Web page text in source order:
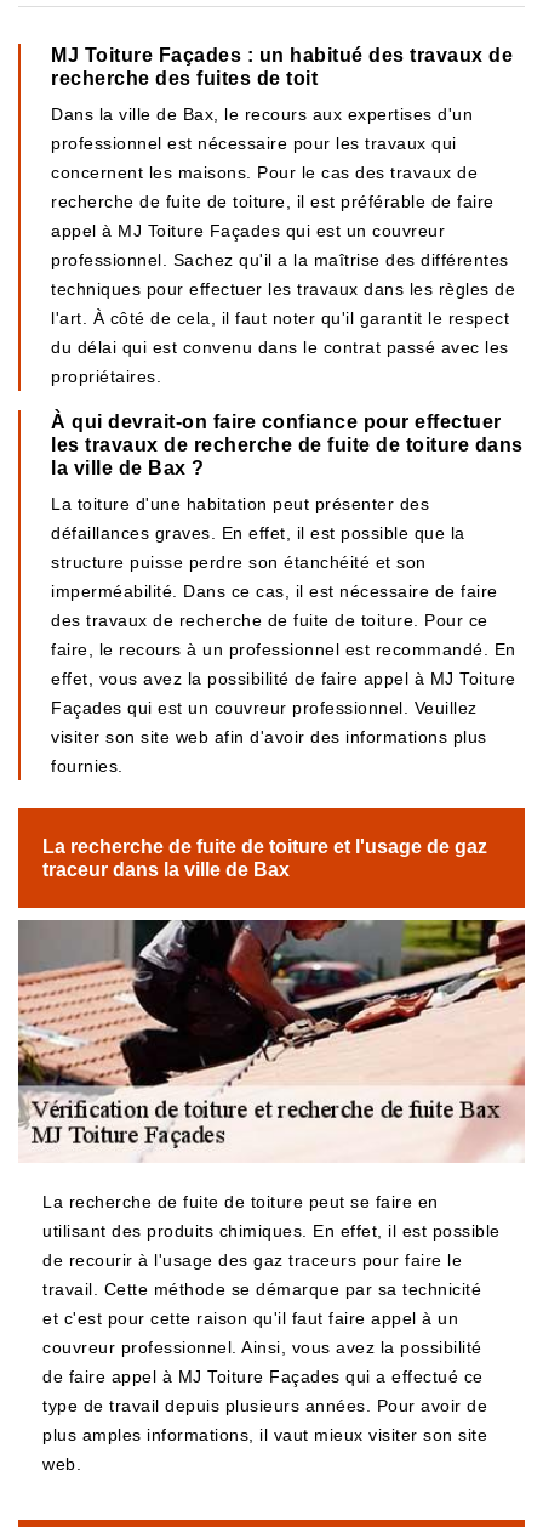
MJ Toiture Façades : un habitué des travaux de
recherche des fuites de toit
Dans la ville de Bax, le recours aux expertises d'un
professionnel est nécessaire pour les travaux qui
concernent les maisons. Pour le cas des travaux de
recherche de fuite de toiture, il est préférable de faire
appel à MJ Toiture Façades qui est un couvreur
professionnel. Sachez qu'il a la maîtrise des différentes
techniques pour effectuer les travaux dans les règles de
l'art. À côté de cela, il faut noter qu'il garantit le respect
du délai qui est convenu dans le contrat passé avec les
propriétaires.
À qui devrait-on faire confiance pour effectuer
les travaux de recherche de fuite de toiture dans
la ville de Bax ?
La toiture d'une habitation peut présenter des
défaillances graves. En effet, il est possible que la
structure puisse perdre son étanchéité et son
imperméabilité. Dans ce cas, il est nécessaire de faire
des travaux de recherche de fuite de toiture. Pour ce
faire, le recours à un professionnel est recommandé. En
effet, vous avez la possibilité de faire appel à MJ Toiture
Façades qui est un couvreur professionnel. Veuillez
visiter son site web afin d'avoir des informations plus
fournies.
La recherche de fuite de toiture et l'usage de gaz
traceur dans la ville de Bax
La recherche de fuite de toiture peut se faire en
utilisant des produits chimiques. En effet, il est possible
de recourir à l'usage des gaz traceurs pour faire le
travail. Cette méthode se démarque par sa technicité
et c'est pour cette raison qu'il faut faire appel à un
couvreur professionnel. Ainsi, vous avez la possibilité
de faire appel à MJ Toiture Façades qui a effectué ce
type de travail depuis plusieurs années. Pour avoir de
plus amples informations, il vaut mieux visiter son site
web.